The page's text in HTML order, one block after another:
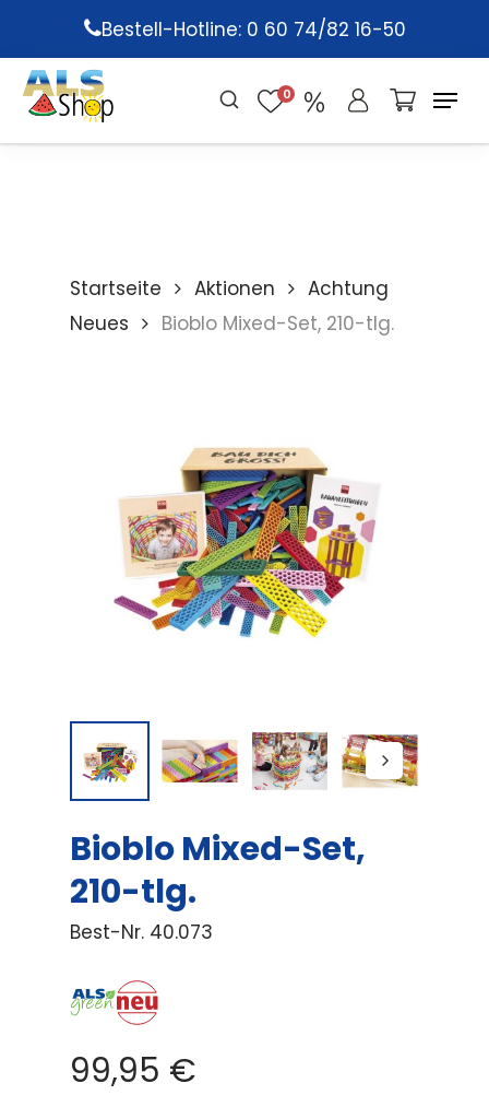
main
content
Bestell-Hotline: 0 60 74/82 16-50
0
Startseite Aktionen
Achtung
Neues
Bioblo Mixed-Set, 210-tlg.
Bioblo Mixed-Set,
210-tlg.
Best-Nr. 40.073
99,95 €